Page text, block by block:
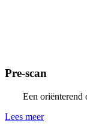
Pre-scan
Een oriënterend
Lees meer